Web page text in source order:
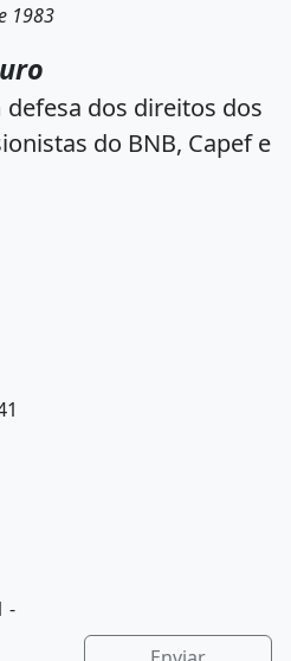
1983
defesa dos direitos dos
do BNB, Capef e
-